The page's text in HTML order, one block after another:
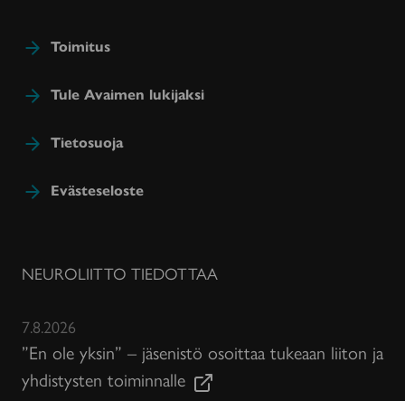
Toimitus
Tule Avaimen lukijaksi
Tietosuoja
Evästeseloste
NEUROLIITTO TIEDOTTAA
7.8.2026
”En ole yksin” – jäsenistö osoittaa tukeaan liiton ja
yhdistysten toiminnalle